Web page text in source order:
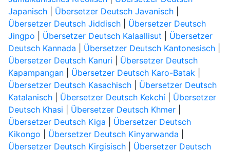
Japanisch| Übersetzer Deutsch Javanisch|
Übersetzer Deutsch Jiddisch| Übersetzer Deutsch
Jingpo
Übersetzer Deutsch Kalaallisut
Übersetzer
Deutsch Kannada
Übersetzer Deutsch Kantonesisch|
Übersetzer Deutsch Kanuri
Übersetzer Deutsch
Kapampangan| Übersetzer Deutsch Karo-Batak|
Übersetzer Deutsch Kasachisch| Übersetzer Deutsch
Katalanisch| Übersetzer Deutsch Kekchí| Übersetzer
Deutsch Khasi
Übersetzer Deutsch Khmer|
Übersetzer Deutsch Kiga
Übersetzer Deutsch
Kikongo
Übersetzer Deutsch Kinyarwanda
Übersetzer Deutsch Kirgisisch| Übersetzer Deutsch